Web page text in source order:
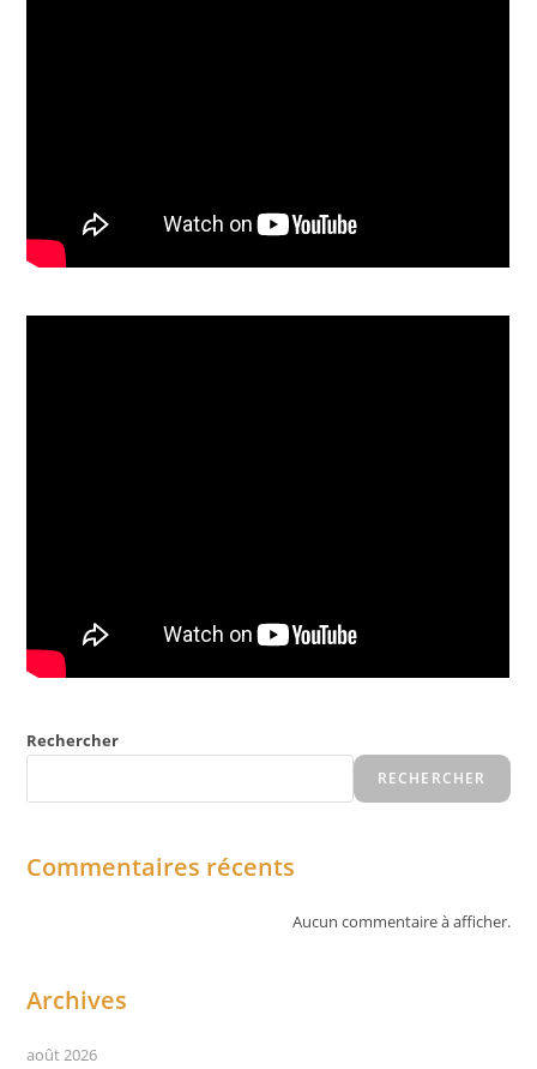
Rechercher
RECHERCHER
Commentaires récents
Aucun commentaire à afficher.
Archives
août 2026